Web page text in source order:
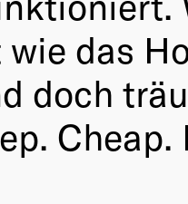
das
doch